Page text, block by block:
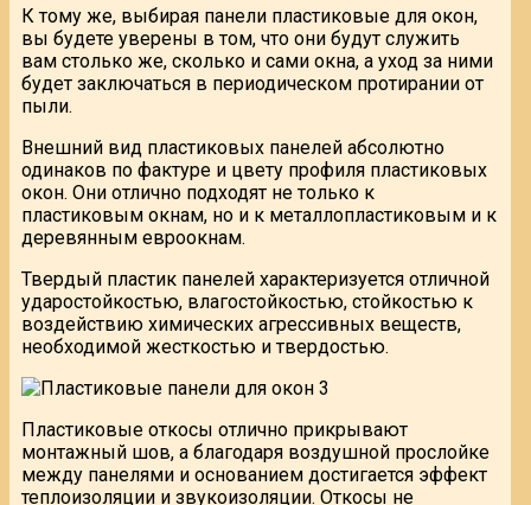
К тому же, выбирая панели пластиковые для окон,
вы будете уверены в том, что они будут служить
вам столько же, сколько и сами окна, а уход за ними
будет заключаться в периодическом протирании от
пыли.
Внешний вид пластиковых панелей абсолютно
одинаков по фактуре и цвету профиля пластиковых
окон. Они отлично подходят не только к
пластиковым окнам, но и к металлопластиковым и к
деревянным евроокнам.
Твердый пластик панелей характеризуется отличной
ударостойкостью, влагостойкостью, стойкостью к
воздействию химических агрессивных веществ,
необходимой жесткостью и твердостью.
Пластиковые откосы отлично прикрывают
монтажный шов, а благодаря воздушной прослойке
между панелями и основанием достигается эффект
теплоизоляции и звукоизоляции. Откосы не